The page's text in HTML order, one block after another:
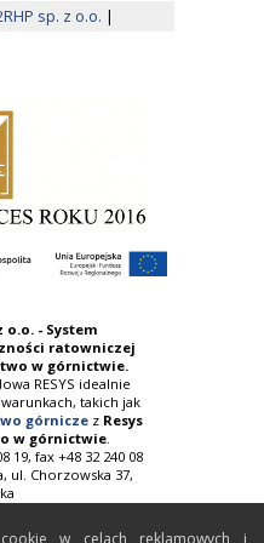
w celach reklamowych i
sp. z o.o. |
o.o. - System
ratowniczej
w górnictwie.
RESYS idealnie
takich jak
górniczez Resys
w górnictwie.
19, fax +48 32 240 08
ul. Chorzowska 37,